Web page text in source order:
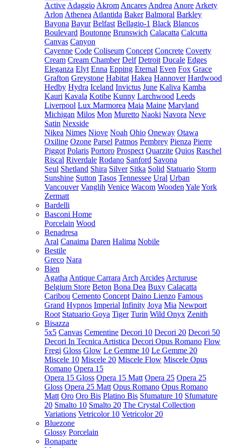
Active Adaggio Akrom Ancares Andrea Anore Arkety
Arlon Athenea Atlantida Baker Balmoral Barkley
Bayona Bayur Belfast Bellagio-1 Black Blancos
Boulevard Boutonne Brunswich Calacatta Calcutta
Canvas Canyon
Cayenne Code Coliseum Concept Concrete Coverty
Cream Cream Chamber Delf Detroit Ducale Edges
Eleganza Elyt Enna Epping Eternal Even Fox Grace
Grafton Greystone Habitat Hakea Hannover Hardwood
Hedby Hydra Iceland Invictus June Kaliva Kamba
Kauri Kavala Kotibe Kunny Larchwood Leeds
Liverpool Lux Marmorea Maia Maine Maryland
Michigan Milos Mon Muretto Naoki Navora Neve
Satin Nexside
Nikea Nimes Niove Noah Ohio Oneway Otawa
Oxiline Ozone Parsel Patmos Pembrey Pienza Pierre
Piggot Polaris Portoro Prospect Quarzite Quios Raschel
Riscal Riverdale Rodano Sanford Savona
Seul Shetland Shira Silver Sitka Solid Statuario Storm
Sunshine Sutton Tasos Tennessee Ural Urban
Vancouver Vanglih Venice Wacom Wooden YaleYork
Zermatt
Bardelli
Basconi Home
Porcelain Wood
Benadresa
Aral Canaima Daren Halima Nobile
Bestile
Greco Nara
Bien
Agatha Antique Carrara Arch Arcides Arcturuse
Belgium Store Beton Bona Dea Buxy Calacatta
Caribou Cemento Concept Daino Lienzo Famous
Grand Hypnos Imperial Infinity Joya Mia Newport
Root Statuario Goya Tiger Turin Wild Onyx Zenith
Bisazza
5x5 Canvas Cementine Decori 10 Decori 20 Decori 50
Decori In Tecnica Artistica Decori Opus Romano Flow
Fregi Gloss Glow Le Gemme 10 Le Gemme 20
Miscele 10 Miscele 20 Miscele Flow Miscele Opus
Romano Opera 15
Opera 15 Gloss Opera 15 Matt Opera 25 Opera 25
Gloss Opera 25 Matt Opus Romano Opus Romano
Matt Oro Oro Bis Platino Bis Sfumature 10 Sfumature
20 Smalto 10 Smalto 20 The Crystal Collection
Variations Vetricolor 10 Vetricolor 20
Bluezone
Glossy Porcelain
Bonaparte